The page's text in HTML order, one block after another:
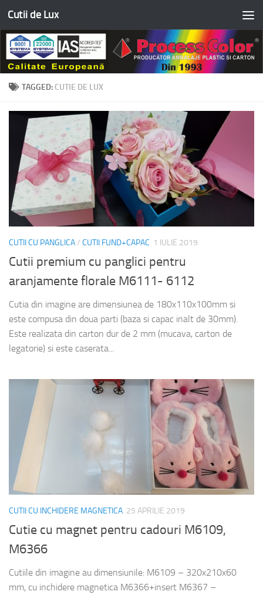
Skip to content
Cutii de Lux
TAGGED: CUTIE DE LUX
CUTII CU PANGLICA/ CUTII FUND+CAPAC 1 IULIE 2019
Cutii premium cu panglici pentru
aranjamente florale M6111- 6112
Cutia din imagine are dimensiunea de 180x110x100mm si
este compusa din doua parti (baza si capac inalt de 30mm).
Este realizata din carton dur de 2 mm (mucava, carton de
legatorie) si este caserata...
CUTII CU INCHIDERE MAGNETICA 25 APRILIE 2019
Cutie cu magnet pentru cadouri M6109,
M6366
Cutiile din imagine au dimensiunile: M6109 – 320x210x60
mm, cu inchidere magnetica M6366+insert M6367 –